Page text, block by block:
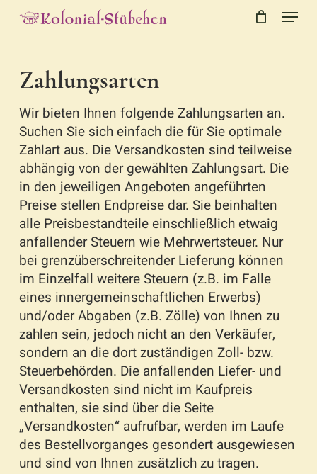
Menu
Zahlungsarten
Wir bieten Ihnen folgende Zahlungsarten an.
Suchen Sie sich einfach die für Sie optimale
Zahlart aus. Die Versandkosten sind teilweise
abhängig von der gewählten Zahlungsart. Die
in den jeweiligen Angeboten angeführten
Preise stellen Endpreise dar. Sie beinhalten
alle Preisbestandteile einschließlich etwaig
anfallender Steuern wie Mehrwertsteuer. Nur
bei grenzüberschreitender Lieferung können
im Einzelfall weitere Steuern (z.B. im Falle
eines innergemeinschaftlichen Erwerbs)
und/oder Abgaben (z.B. Zölle) von Ihnen zu
zahlen sein, jedoch nicht an den Verkäufer,
sondern an die dort zuständigen Zoll- bzw.
Steuerbehörden. Die anfallenden Liefer- und
Versandkosten sind nicht im Kaufpreis
enthalten, sie sind über die Seite
„Versandkosten“ aufrufbar, werden im Laufe
des Bestellvorganges gesondert ausgewiesen
und sind von Ihnen zusätzlich zu tragen.